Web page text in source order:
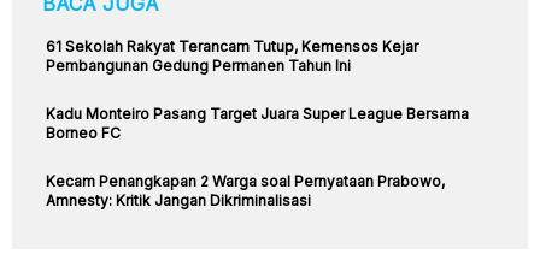
61 Sekolah Rakyat Terancam Tutup, Kemensos Kejar
Pembangunan Gedung Permanen Tahun Ini
Kadu Monteiro Pasang Target Juara Super League Bersama
Borneo FC
Kecam Penangkapan 2 Warga soal Pernyataan Prabowo,
Amnesty: Kritik Jangan Dikriminalisasi